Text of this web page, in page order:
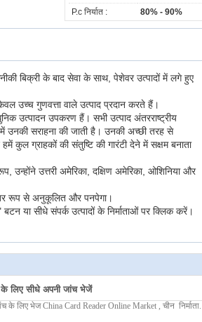
P.c निर्यात :
80% - 90%
बिक्री के बाद सेवा के साथ, पेशेवर उत्पादों में लगे हुए
उच्च गुणवत्ता वाले उत्पाद प्रदान करते हैं।
उत्पादन उपकरण हैं। सभी उत्पाद अंतरराष्ट्रीय
उनकी सराहना की जाती है। उनकी अच्छी तरह से
कुल ग्राहकों की संतुष्टि की गारंटी देने में सक्षम बनाता
उन्होंने उत्तरी अमेरिका, दक्षिण अमेरिका, ओशिनिया और
रूप से अनुकूलित और पनपेगा।
या सीधे संपर्क उत्पादों के निर्माताओं पर क्लिक करें।
लिए सीधे अपनी जांच भेजें